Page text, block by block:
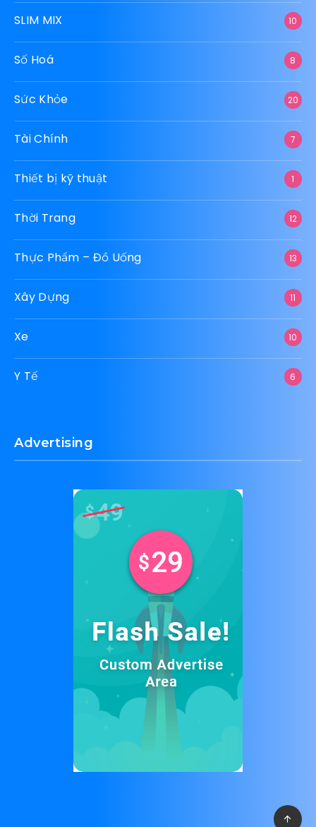
SLIM MIX 10
Số Hoá 8
Sức Khỏe 20
Tài Chính 7
Thiết bị kỹ thuật 1
Thời Trang 12
Thực Phẩm – Đồ Uống 13
Xây Dựng 11
Xe 10
Y Tế 6
Advertising